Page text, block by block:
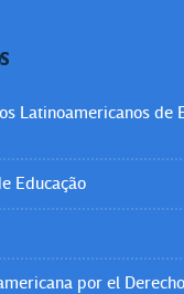
Latinoamericanos de
Educação
por el